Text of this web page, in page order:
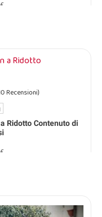
Ridotto Contenuto di
Recensioni)